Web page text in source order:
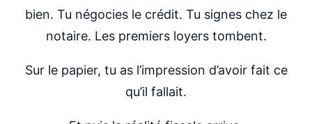
bien. Tu négocies le crédit. Tu signes chez le
notaire. Les premiers loyers tombent.
Sur le papier, tu as l’impression d’avoir fait ce
qu’il fallait.